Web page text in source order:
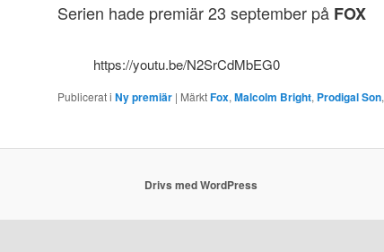
Serien hade premiär 23 september på FOX
https://youtu.be/N2SrCdMbEG0
Publicerat i Ny premiär | MärktFox, Malcolm Bright, Prodigal Son,
Drivs med WordPress